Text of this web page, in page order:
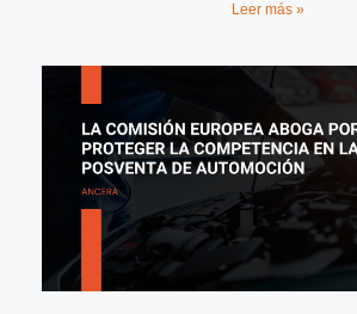
Leer más »